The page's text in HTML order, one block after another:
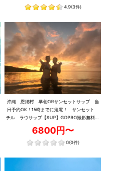
4.9(3件)
沖縄 恩納村 早朝ORサンセットサップ 当
日予約OK！15時までに鬼電！ サンセット
チル ラウサップ【SUP】GOPRO撮影無料！
ラウ兄のお店！
6800円〜
0(0件)